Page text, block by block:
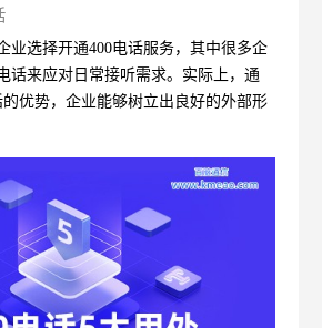
业选择开通400电话服务，其中很多企
话来应对日常接听需求。实际上，通
优势，企业能够树立出良好的外部形